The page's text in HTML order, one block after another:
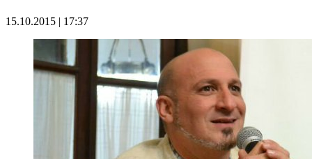
15.10.2015 | 17:37